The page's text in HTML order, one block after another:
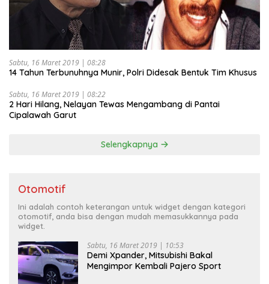
Sabtu, 16 Maret 2019 | 08:28
14 Tahun Terbunuhnya Munir, Polri Didesak Bentuk Tim Khusus
Sabtu, 16 Maret 2019 | 08:22
2 Hari Hilang, Nelayan Tewas Mengambang di Pantai
Cipalawah Garut
Selengkapnya
Otomotif
Ini adalah contoh keterangan untuk widget dengan kategori
otomotif, anda bisa dengan mudah memasukkannya pada
widget.
Sabtu, 16 Maret 2019 | 10:53
Demi Xpander, Mitsubishi Bakal
Mengimpor Kembali Pajero Sport